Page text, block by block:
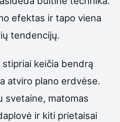
efektas ir tapo viena
tendencijų.
keičia bendrą
atviro plano erdvėse.
svetaine, matomas
ir kiti prietaisai